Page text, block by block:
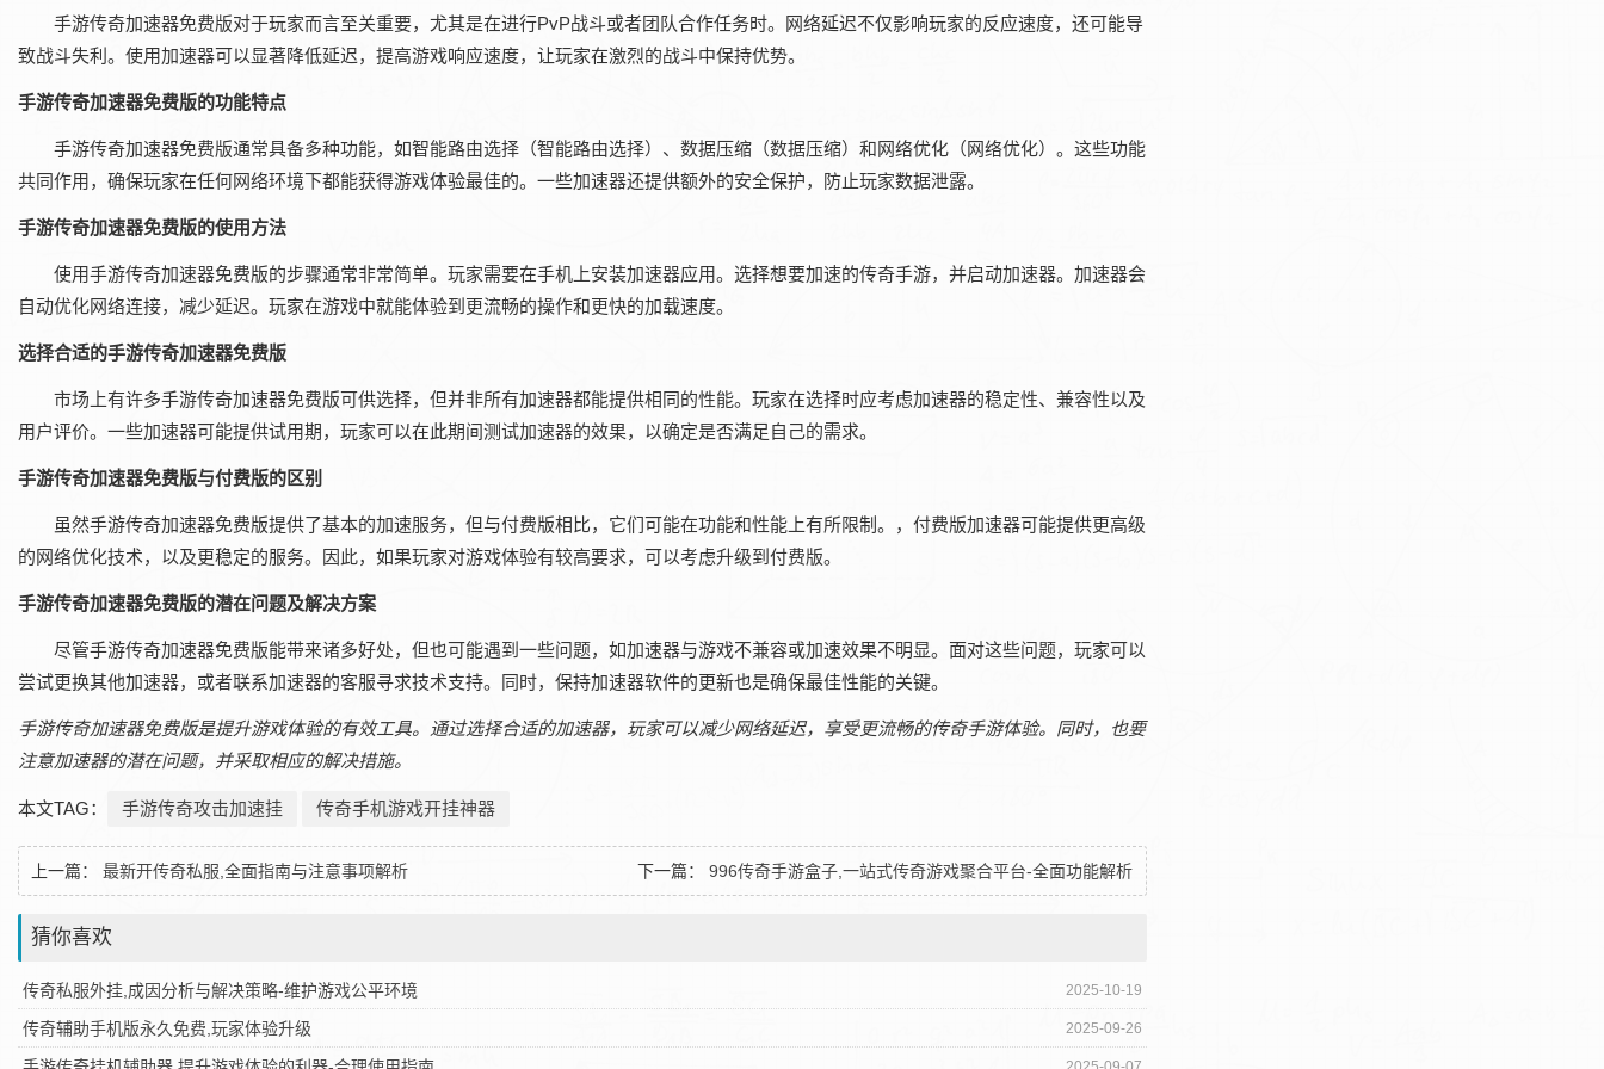
手游传奇加速器免费版对于玩家而言至关重要，尤其是在进行PvP战斗或者团队合作任务时。网络延迟不仅影响玩家的反应速度，还可能导
致战斗失利。使用加速器可以显著降低延迟，提高游戏响应速度，让玩家在激烈的战斗中保持优势。
手游传奇加速器免费版的功能特点
手游传奇加速器免费版通常具备多种功能，如智能路由选择（智能路由选择）、数据压缩（数据压缩）和网络优化（网络优化）。这些功能
共同作用，确保玩家在任何网络环境下都能获得游戏体验最佳的。一些加速器还提供额外的安全保护，防止玩家数据泄露。
手游传奇加速器免费版的使用方法
使用手游传奇加速器免费版的步骤通常非常简单。玩家需要在手机上安装加速器应用。选择想要加速的传奇手游，并启动加速器。加速器会
自动优化网络连接，减少延迟。玩家在游戏中就能体验到更流畅的操作和更快的加载速度。
选择合适的手游传奇加速器免费版
市场上有许多手游传奇加速器免费版可供选择，但并非所有加速器都能提供相同的性能。玩家在选择时应考虑加速器的稳定性、兼容性以及
用户评价。一些加速器可能提供试用期，玩家可以在此期间测试加速器的效果，以确定是否满足自己的需求。
手游传奇加速器免费版与付费版的区别
虽然手游传奇加速器免费版提供了基本的加速服务，但与付费版相比，它们可能在功能和性能上有所限制。，付费版加速器可能提供更高级
的网络优化技术，以及更稳定的服务。因此，如果玩家对游戏体验有较高要求，可以考虑升级到付费版。
手游传奇加速器免费版的潜在问题及解决方案
尽管手游传奇加速器免费版能带来诸多好处，但也可能遇到一些问题，如加速器与游戏不兼容或加速效果不明显。面对这些问题，玩家可以
尝试更换其他加速器，或者联系加速器的客服寻求技术支持。同时，保持加速器软件的更新也是确保最佳性能的关键。
手游传奇加速器免费版是提升游戏体验的有效工具。通过选择合适的加速器，玩家可以减少网络延迟，享受更流畅的传奇手游体验。同时，也要
注意加速器的潜在问题，并采取相应的解决措施。
本文TAG： 手游传奇攻击加速挂 传奇手机游戏开挂神器
上一篇： 最新开传奇私服,全面指南与注意事项解析 下一篇：996传奇手游盒子,一站式传奇游戏聚合平台-全面功能解析
猜你喜欢
2025-10-19
传奇私服外挂,成因分析与解决策略-维护游戏公平环境
2025-09-26
传奇辅助手机版永久免费,玩家体验升级